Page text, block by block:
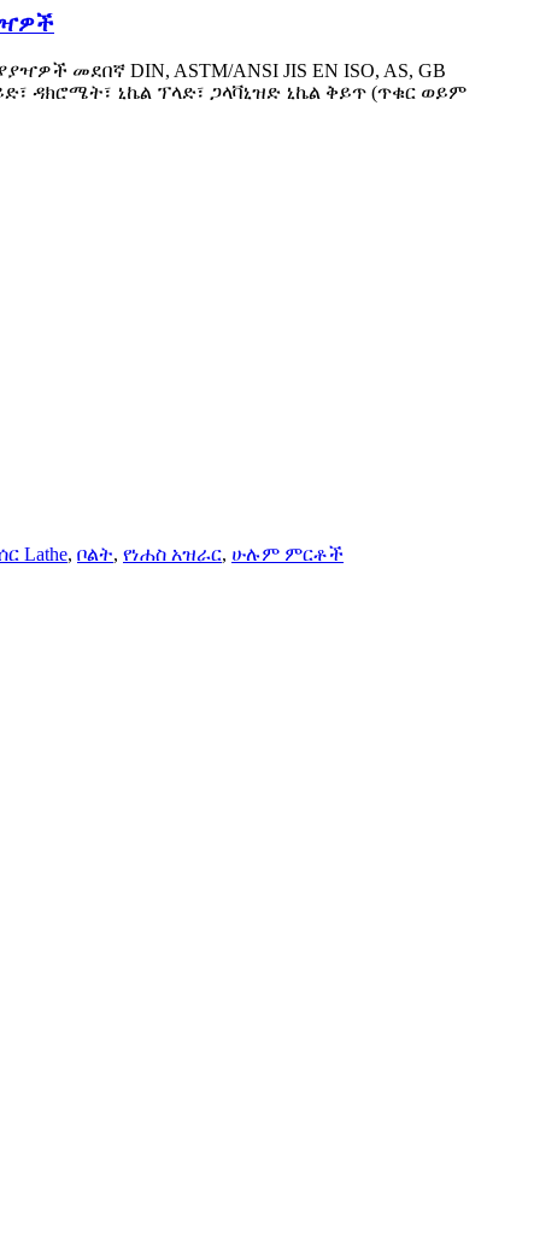
መደበኛ DIN, ASTM/ANSI JIS EN ISO, AS, GB
ዳክሮሜት፣ ኒኬል ፕላድ፣ ጋላቫኒዝድ ኒኬል ቅይጥ (ጥቁር ወይም
Lathe, ቦልት, የነሐስ አዝራር, ሁሉም ምርቶች